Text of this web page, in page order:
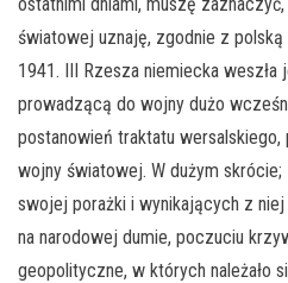
światowej uznaję, zgodnie z
1941. III Rzesza niemiecka weszła
prowadzącą do wojny dużo
postanowień traktatu
wojny światowej. W dużym
swojej porażki i wynikających z
na narodowej dumie, poczuciu
geopolityczne, w których należało